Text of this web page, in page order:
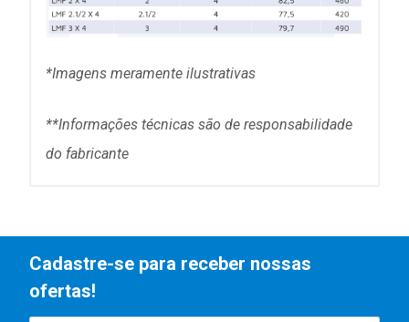
*Imagens meramente ilustrativas
**Informações técnicas são de responsabilidade
do fabricante
Cadastre-se para receber nossas
ofertas!